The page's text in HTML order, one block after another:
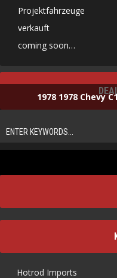
Projektfahrzeuge
verkauft
coming soon…
1978 1978 Chevy
Hotrod Imports